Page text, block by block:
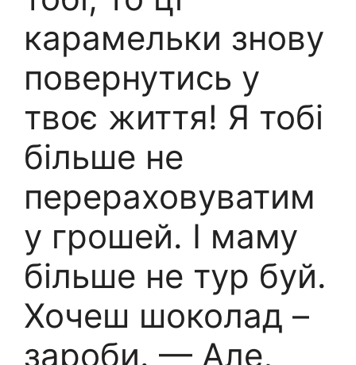
карамельки знову
повернутись у
твоє життя! Я тобі
більше не
перераховуватим
у грошей. І маму
більше не тур буй.
Хочеш шоколад –
зароби. — Але,